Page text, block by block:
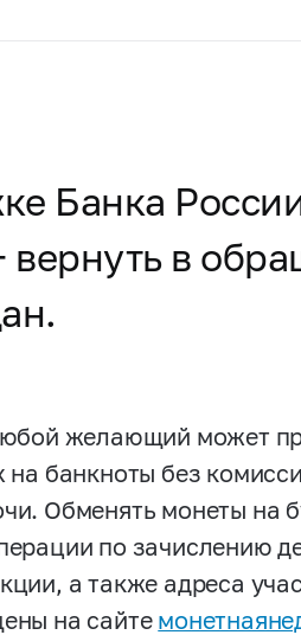
Банка
вернуть в
желающий может
на банкноты без
Обменять монеты на
по зачислению
а также адреса
на сайте